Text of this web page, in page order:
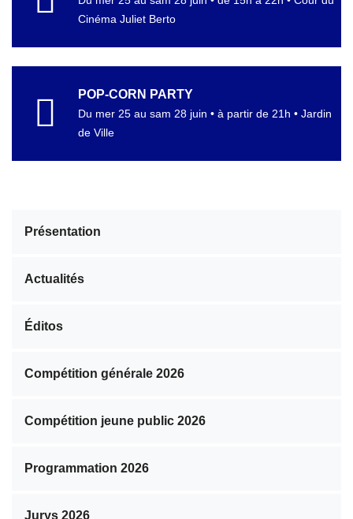
Cinéma Juliet Berto
POP-CORN PARTY
Du mer 25 au sam 28 juin • à partir de 21h • Jardin
de Ville
Présentation
Actualités
Éditos
Compétition générale 2026
Compétition jeune public 2026
Programmation 2026
Jurys 2026